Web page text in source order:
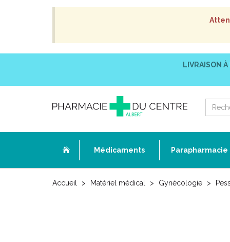
LIVRAISON À
Médicaments Parapharmacie
Accueil Matériel médical Gynécologie